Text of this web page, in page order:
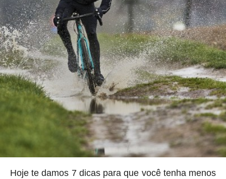
Hoje te damos 7 dicas para que você tenha menos